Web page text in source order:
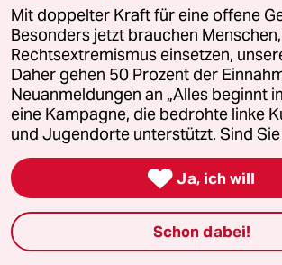
Zu Ihrer Erinnerung!
Ich lehne Gewalt,in
auch immer,strikt ab.Von
immer sie auch ausgeht.
Stechpalme
18.03.2019,11:32 Uhr
@carl mumm von
"Ihre Ignoranz,oder ist es
Mit doppelter Kraft für eine offene
Besonders jetzt brauchen
Rechtsextremismus einsetzen,
Daher gehen 50 Prozent der
Neuanmeldungen an „Alles beginnt
eine Kampagne, die bedrohte linke
und Jugendorte unterstützt. Sind
 Ja, ich will
Schon dabei!